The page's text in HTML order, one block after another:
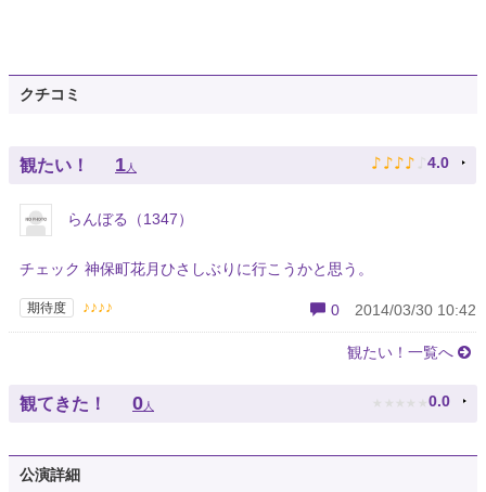
クチコミ
観たい！ 1人 ♪ ♪ ♪ ♪ ♪ 4.0
らんぼる（1347）
チェック 神保町花月ひさしぶりに行こうかと思う。
期待度 ♪♪♪♪ 0 2014/03/30 10:42
観たい！一覧へ
観てきた！ 0 人 ★ ★ ★ ★ ★ 0.0
公演詳細